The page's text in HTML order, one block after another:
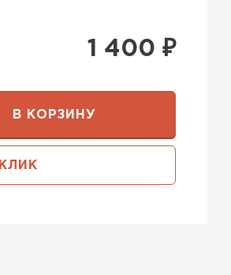
1 400 ₽
В КОРЗИНУ
КУПИТЬ В 1 КЛИК